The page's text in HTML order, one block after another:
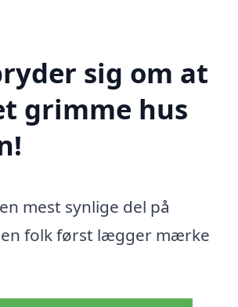
sig om at
grimme hus
mest synlige del på
folk først lægger mærke